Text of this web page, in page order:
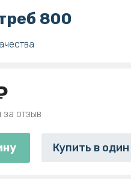
800
за отзыв
Купить в